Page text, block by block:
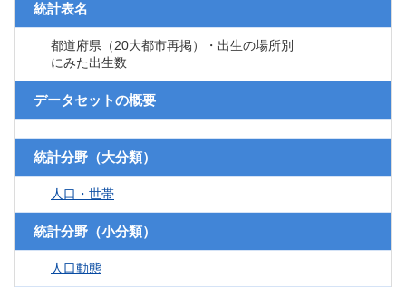
統計表名
都道府県（20大都市再掲）・出生の場所別
にみた出生数
データセットの概要
統計分野（大分類）
人口・世帯
統計分野（小分類）
人口動態